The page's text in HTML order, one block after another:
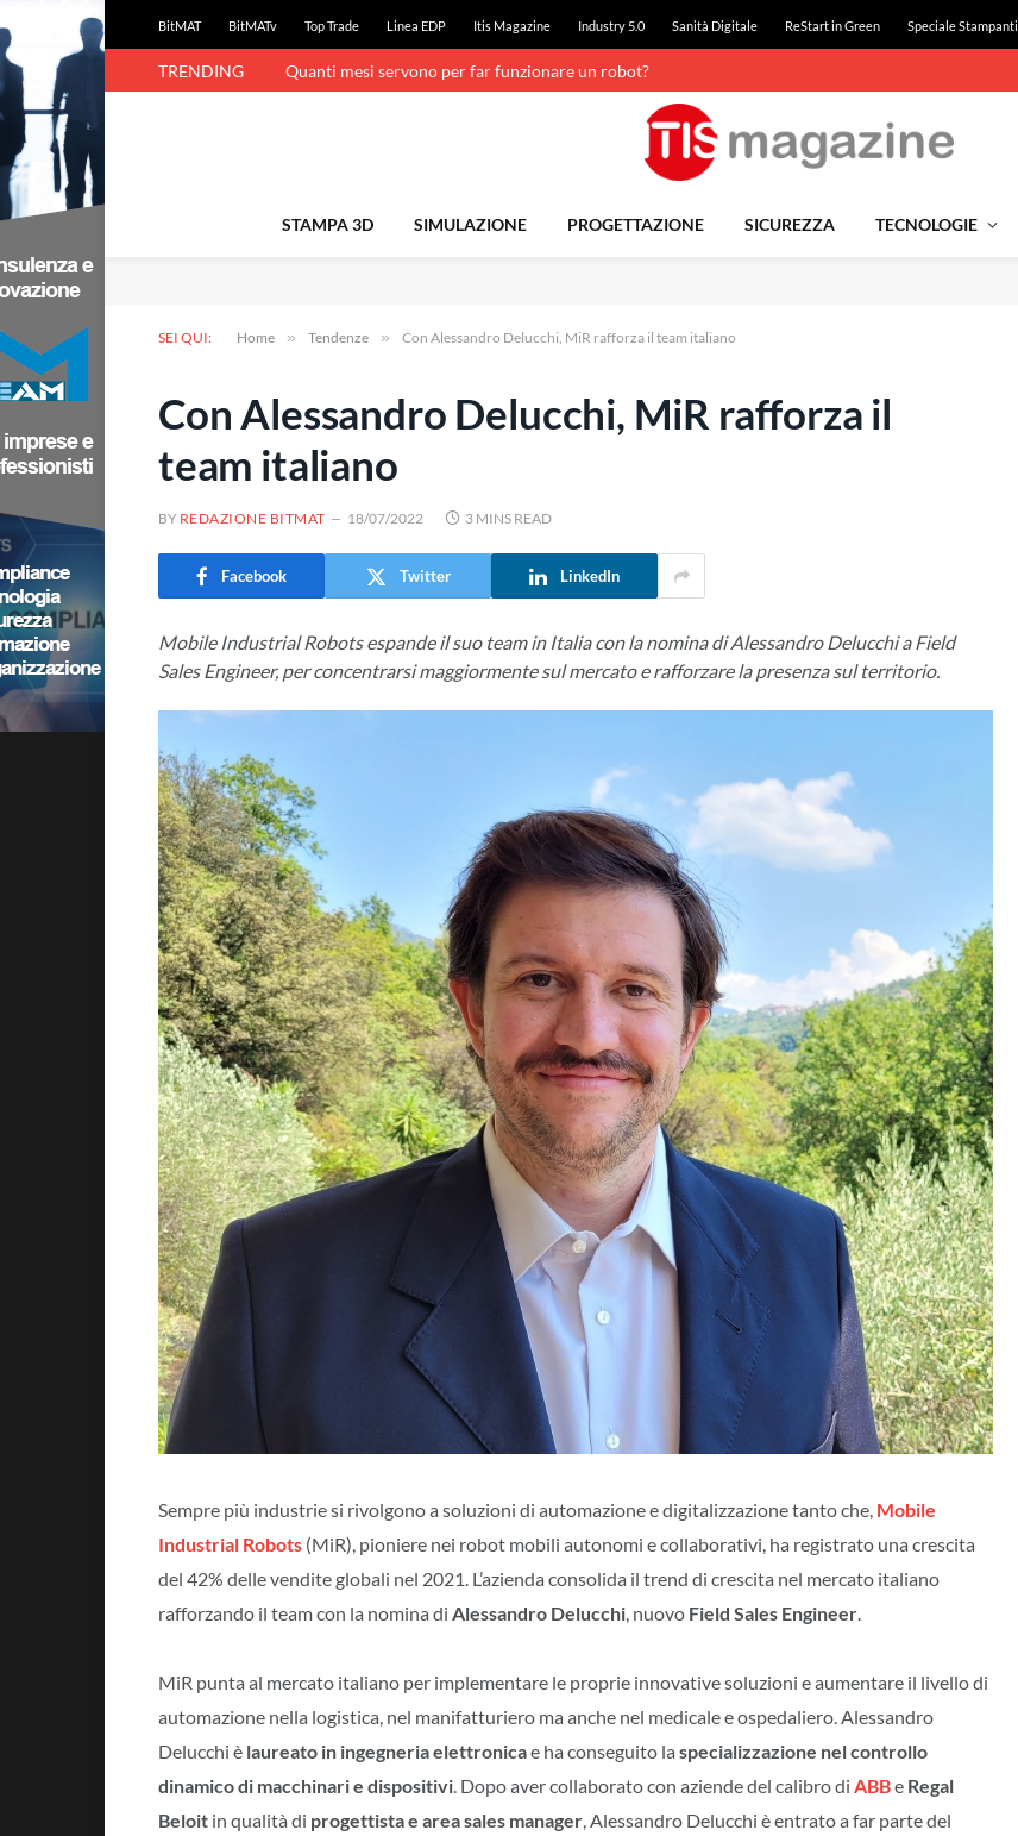
BitMAT BitMATv Top Trade Linea EDP Itis Magazine Industry 5.0 Sanità Digitale ReStart in Green Speciale Stampanti
TRENDING Quanti mesi servono per far funzionare un robot?
STAMPA 3D SIMULAZIONE PROGETTAZIONE SICUREZZA TECNOLOGIE
SEI QUI: Home » Tendenze » Con Alessandro Delucchi, MiR rafforza il team italiano
Con Alessandro Delucchi, MiR rafforza il
team italiano
BY REDAZIONE BITMAT 18/07/2022 3 MINS READ
Facebook Twitter LinkedIn
Mobile Industrial Robots espande il suo team in Italia con la nomina di Alessandro Delucchi a Field
Sales Engineer, per concentrarsi maggiormente sul mercato e rafforzare la presenza sul territorio.
Sempre più industrie si rivolgono a soluzioni di automazione e digitalizzazione tanto che, Mobile
Industrial Robots (MiR), pioniere nei robot mobili autonomi e collaborativi, ha registrato una crescita
del 42% delle vendite globali nel 2021. L’azienda consolida il trend di crescita nel mercato italiano
rafforzando il team con la nomina di Alessandro Delucchi , nuovo Field Sales Engineer
MiR punta al mercato italiano per implementare le proprie innovative soluzioni e aumentare il livello di
automazione nella logistica, nel manifatturiero ma anche nel medicale e ospedaliero. Alessandro
Delucchi è laureato in ingegneria elettronicae ha conseguito la specializzazione nel controllo
dinamico di macchinari e dispositivi. Dopo aver collaborato con aziende del calibro di ABBe Regal
Beloit in qualità di progettista e area sales manager, Alessandro Delucchi è entrato a far parte del